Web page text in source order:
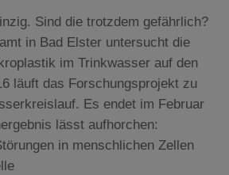
Sind die trotzdem gefährlich?
in Bad Elster untersucht die
im Trinkwasser auf den
läuft das Forschungsprojekt zu
Es endet im Februar
lässt aufhorchen:
in menschlichen Zellen